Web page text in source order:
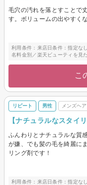
毛穴の汚れを落とすことで
す。ボリュームの出やすく
利用条件：来店日条件：指定な
名料金別／楽天ビューティを見
こ
リピート 男性 メンズヘ
【ナチュラルなスタイ
ふんわりとナチュラルな質
が嫌、でも髪の毛を綺麗に
リング剤です！
利用条件：来店日条件：指定な